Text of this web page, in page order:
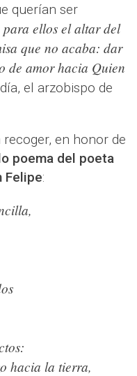
querían ser
ellos el altar del
que no acaba: dar
de amor hacia Quien
el arzobispo de
en honor de
poema del poeta
Felipe:
hacia la tierra,